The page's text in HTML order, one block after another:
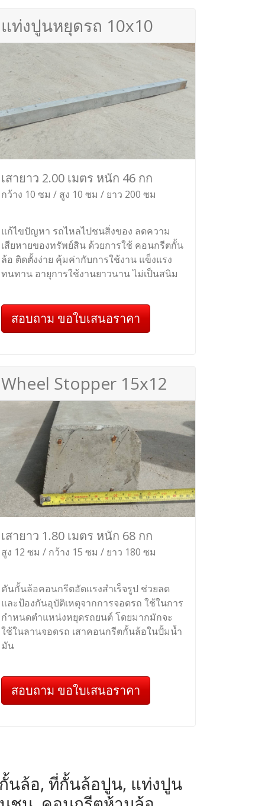
แท่งปูนหยุดรถ 10x10
เสายาว 2.00 เมตร หนัก 46 กก
กว้าง 10 ซม / สูง 10 ซม / ยาว 200 ซม
แก้ไขปัญหา รถไหลไปชนสิ่งของ ลดความ
เสียหายของทรัพย์สิน ด้วยการใช้ คอนกรีตกั้น
ล้อ ติดตั้งง่าย คุ้มค่ากับการใช้งาน แข็งแรง
ทนทาน อายุการใช้งานยาวนาน ไม่เป็นสนิม
สอบถาม ขอใบเสนอราคา
Wheel Stopper 15x12
เสายาว 1.80 เมตร หนัก 68 กก
สูง 12 ซม / กว้าง 15 ซม / ยาว 180 ซม
คันกั้นล้อคอนกรีตอัดแรงสำเร็จรูป ช่วยลด
และป้องกันอุบัติเหตุจากการจอดรถ ใช้ในการ
กำหนดตำแหน่งหยุดรถยนต์ โดยมากมักจะ
ใช้ในลานจอดรถ เสาคอนกรีตกั้นล้อในปั้มน้ำ
มัน
สอบถาม ขอใบเสนอราคา
นล้อ, ที่กั้นล้อปูน, แท่งปูน